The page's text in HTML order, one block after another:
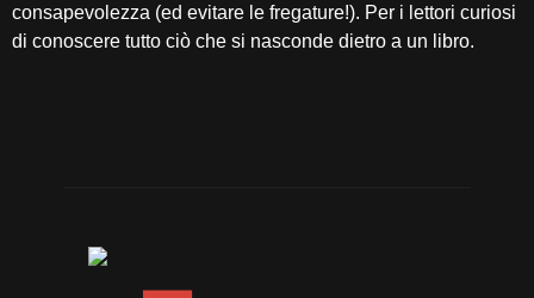
consapevolezza (ed evitare le fregature!). Per i lettori curiosi
di conoscere tutto ciò che si nasconde dietro a un libro.